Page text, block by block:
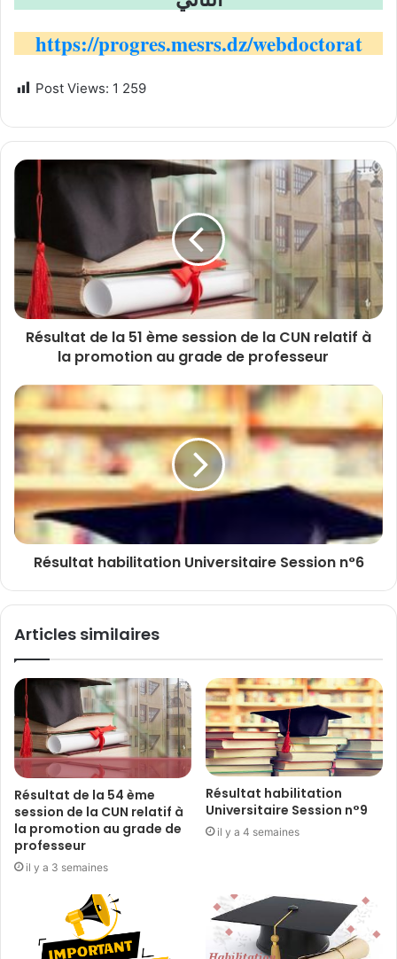
https://progres.mesrs.dz/webdoctorat
Post Views: 1 259
Résultat de la 51 ème session de la CUN relatif à
la promotion au grade de professeur
Résultat habilitation Universitaire Session n°6
Articles similaires
Résultat de la 54 ème
session de la CUN relatif à
la promotion au grade de
professeur
il y a 3 semaines
Résultat habilitation
Universitaire Session n°9
il y a 4 semaines